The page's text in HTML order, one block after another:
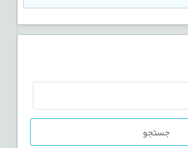
جستجو